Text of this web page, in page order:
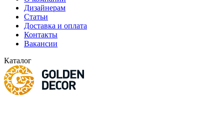
Дизайнерам
Статьи
Доставка и оплата
Контакты
Вакансии
Каталог